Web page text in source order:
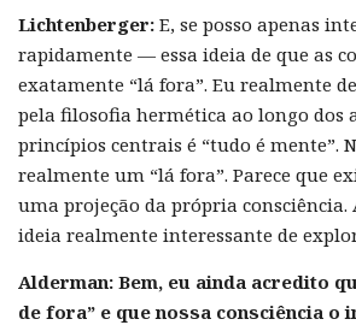
Lichtenberger: E, se posso apenas
rapidamente — essa ideia de que as
exatamente “lá fora”. Eu realmente
pela filosofia hermética ao longo dos
princípios centrais é “tudo é mente”.
realmente um “lá fora”. Parece que
uma projeção da própria consciência.
ideia realmente interessante de
Alderman: Bem, eu ainda acredito
de fora” e que nossa consciência o